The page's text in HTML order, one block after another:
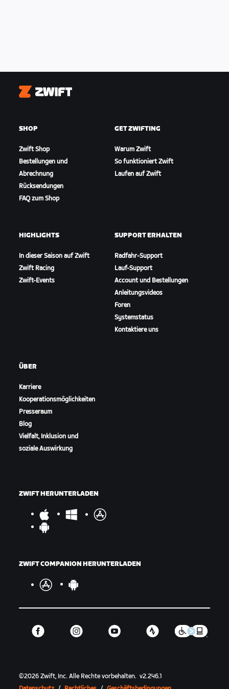
Zwift
SHOP
Zwift Shop
Bestellungen und
Abrechnung
Rücksendungen
FAQ zum Shop
GET ZWIFTING
Warum Zwift
So funktioniert Zwift
Laufen auf Zwift
HIGHLIGHTS
In dieser Saison auf Zwift
Zwift Racing
Zwift-Events
SUPPORT ERHALTEN
Radfahr-Support
Lauf-Support
Account und Bestellungen
Anleitungsvideos
Foren
Systemstatus
Kontaktiere uns
ÜBER
Karriere
Kooperationsmöglichkeiten
Presseraum
Blog
Vielfalt, Inklusion und
soziale Auswirkung
ZWIFT HERUNTERLADEN
ZWIFT COMPANION HERUNTERLADEN
©2026 Zwift, Inc.Alle Rechte vorbehalten. v2.246.1